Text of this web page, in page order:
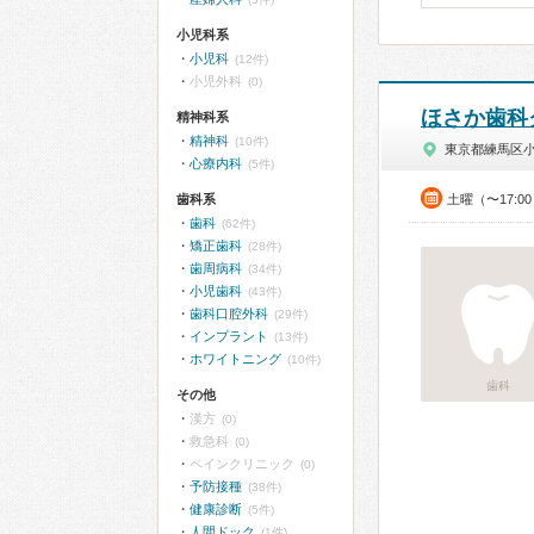
ほさか歯
東京都練馬区
土曜（〜17:00
歯科
小児科系
小児科 (12件)
小児外科 (0)
精神科系
精神科 (10件)
心療内科 (5件)
歯科系
歯科 (62件)
矯正歯科 (28件)
歯周病科 (34件)
小児歯科 (43件)
歯科口腔外科 (29件)
インプラント (13件)
ホワイトニング (10件)
その他
漢方 (0)
救急科 (0)
ペインクリニック (0)
予防接種 (38件)
健康診断 (5件)